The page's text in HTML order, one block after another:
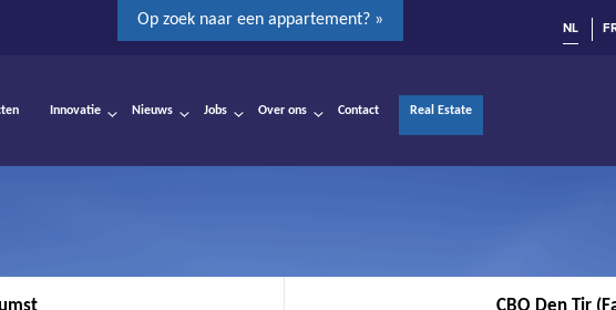
Op zoek naar een appartement? » NL
Innovatie Nieuws Jobs Over ons Contact Real Estate
CBO Den Tir